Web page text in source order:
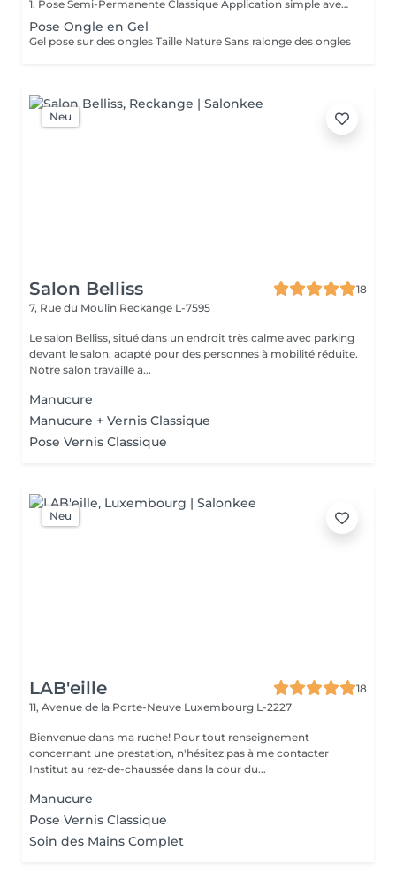
1. Pose Semi-Permanente Classique Application simple avec une fine couche de base. Idéale pour celles qui souhaitent de la couleur, de la brillance et un léger renfort. Tenue moyenne 2 semaines. 2. Pose Semi + Renfort Combinaison d'une base classique avec une couche de renfort. Offre une meilleure résistance que le semi-permanent classique, parfaite pour les ongles naturels. Moyenne Tenue de 2 à 3 semaines. 3. Pose Semi + Fiber Ultra Base classique combinée à un gel enrichi en fibres, idéale pour les ongles fragiles ou nécessitant un renforcement supplémentaire. Tenue Moyenne 3 à 4 semaines.
Pose Ongle en Gel
Gel pose sur des ongles Taille Nature Sans ralonge des ongles
Neu
Salon Belliss
18
7, Rue du Moulin Reckange L-7595
Le salon Belliss, situé dans un endroit très calme avec parking
devant le salon, adapté pour des personnes à mobilité réduite.
Notre salon travaille a...
Manucure
Manucure + Vernis Classique
Pose Vernis Classique
Neu
LAB'eille
18
11, Avenue de la Porte-Neuve Luxembourg L-2227
Bienvenue dans ma ruche! Pour tout renseignement
concernant une prestation, n'hésitez pas à me contacter
Institut au rez-de-chaussée dans la cour du...
Manucure
Pose Vernis Classique
Soin des Mains Complet